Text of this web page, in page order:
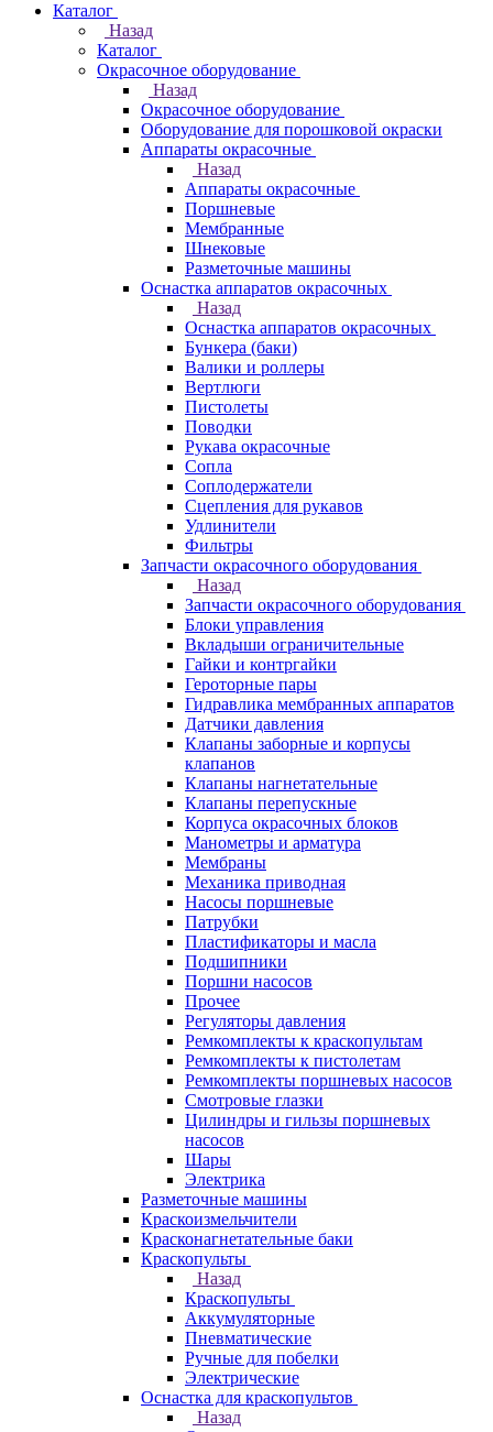
Каталог
Назад
Каталог
Окрасочное оборудование
Назад
Окрасочное оборудование
Оборудование для порошковой окраски
Аппараты окрасочные
Назад
Аппараты окрасочные
Поршневые
Мембранные
Шнековые
Разметочные машины
Оснастка аппаратов окрасочных
Назад
Оснастка аппаратов окрасочных
Бункера (баки)
Валики и роллеры
Вертлюги
Пистолеты
Поводки
Рукава окрасочные
Сопла
Соплодержатели
Сцепления для рукавов
Удлинители
Фильтры
Запчасти окрасочного оборудования
Назад
Запчасти окрасочного оборудования
Блоки управления
Вкладыши ограничительные
Гайки и контргайки
Героторные пары
Гидравлика мембранных аппаратов
Датчики давления
Клапаны заборные и корпусы
клапанов
Клапаны нагнетательные
Клапаны перепускные
Корпуса окрасочных блоков
Манометры и арматура
Мембраны
Механика приводная
Насосы поршневые
Патрубки
Пластификаторы и масла
Подшипники
Поршни насосов
Прочее
Регуляторы давления
Ремкомплекты к краскопультам
Ремкомплекты к пистолетам
Ремкомплекты поршневых насосов
Смотровые глазки
Цилиндры и гильзы поршневых
насосов
Шары
Электрика
Разметочные машины
Краскоизмельчители
Красконагнетательные баки
Краскопульты
Назад
Краскопульты
Аккумуляторные
Пневматические
Ручные для побелки
Электрические
Оснастка для краскопультов
Назад